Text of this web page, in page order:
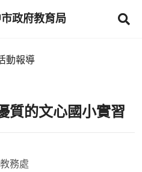
政府教育局
動報導
質的文心國小實習
務處